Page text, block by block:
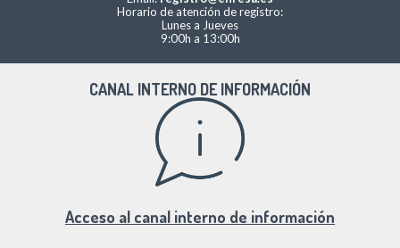
Horario de atención de registro:
Lunes a Jueves
9:00h a 13:00h
CANAL INTERNO DE INFORMACIÓN
Acceso al canal interno de información